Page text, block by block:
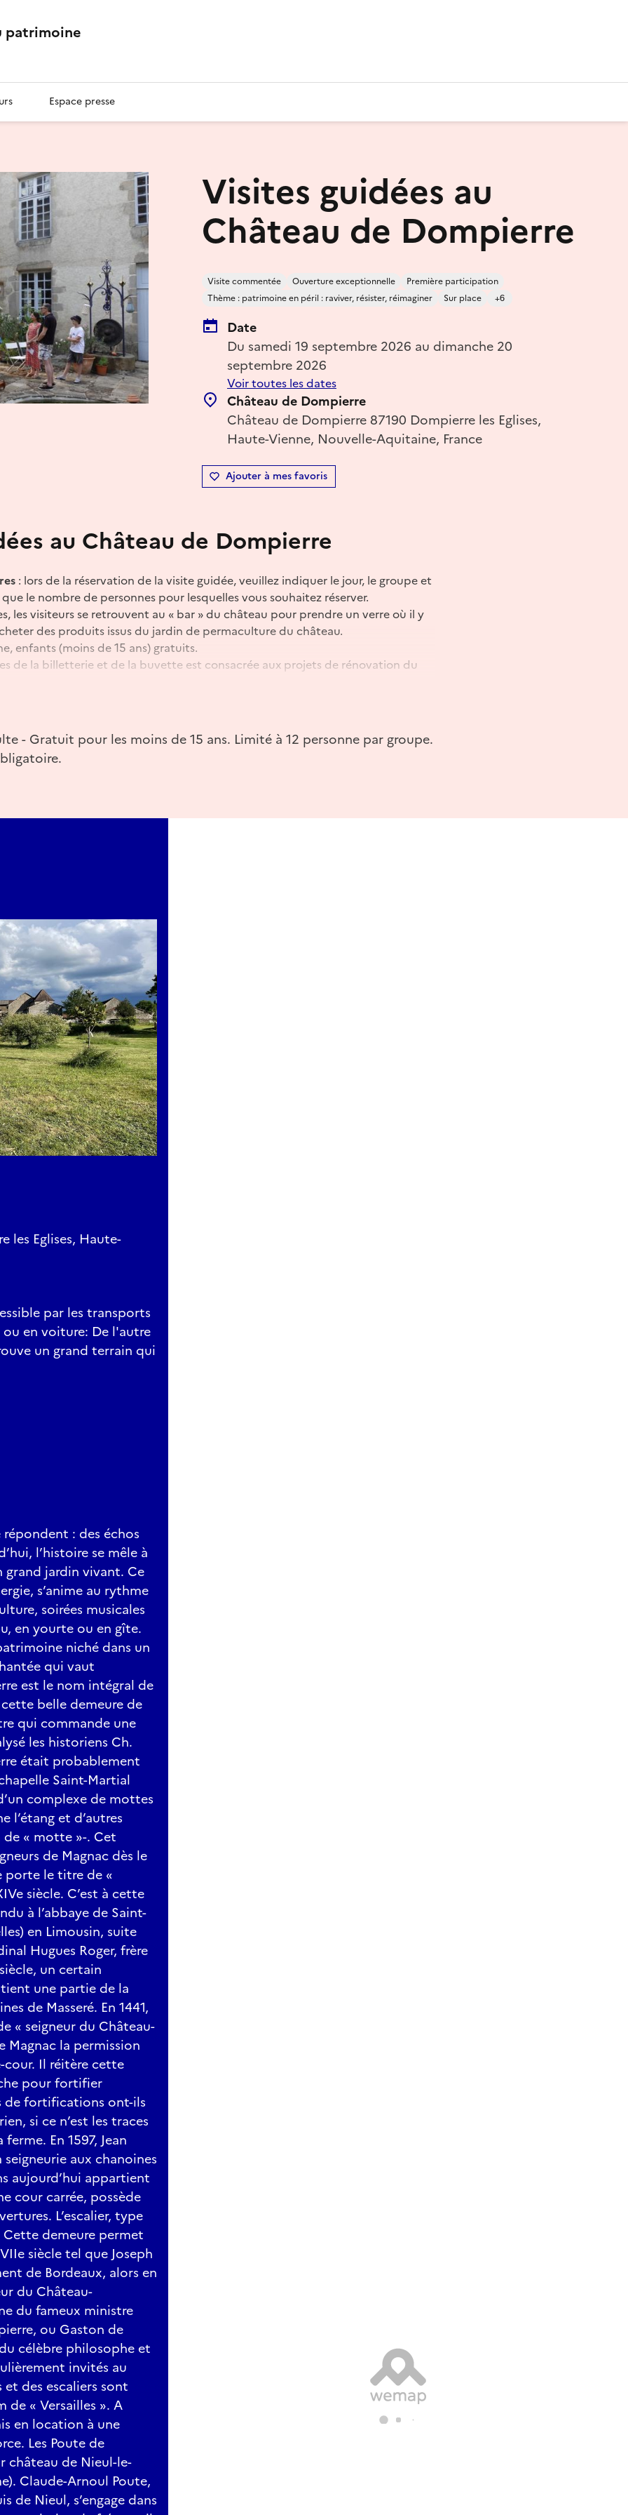
patrimoine
Espace presse
Visites guidées au
Château de Dompierre
Visite commentée Ouverture exceptionnelle
Première participation
Thème : patrimoine en péril : raviver, résister, réimaginer
Sur place +6
Date
Du samedi 19 septembre 2026 au dimanche 20
septembre 2026
Voir toutes les dates
Château de Dompierre
Château de Dompierre 87190 Dompierre les Eglises,
Haute-Vienne, Nouvelle-Aquitaine, France
Ajouter à mes favoris
au Château de Dompierre
: lors de la réservation de la visite guidée, veuillez indiquer le jour, le groupe et
le nombre de personnes pour lesquelles vous souhaitez réserver.
les visiteurs se retrouvent au « bar » du château pour prendre un verre où il y
des produits issus du jardin de permaculture du château.
enfants (moins de 15 ans) gratuits.
de la billetterie et de la buvette est consacrée aux projets de rénovation du
- Gratuit pour les moins de 15 ans. Limité à 12 personne par groupe.
les Eglises, Haute-
par les transports
en voiture: De l'autre
un grand terrain qui
: des échos
l’histoire se mêle à
grand jardin vivant. Ce
s’anime au rythme
soirées musicales
en yourte ou en gîte.
niché dans un
qui vaut
est le nom intégral de
belle demeure de
qui commande une
les historiens Ch.
était probablement
Saint-Martial
complexe de mottes
l’étang et d’autres
« motte »-. Cet
de Magnac dès le
porte le titre de «
siècle. C’est à cette
à l’abbaye de Saint-
en Limousin, suite
Hugues Roger, frère
un certain
une partie de la
de Masseré. En 1441,
« seigneur du Château-
Magnac la permission
Il réitère cette
pour fortifier
de fortifications ont-ils
si ce n’est les traces
En 1597, Jean
aux chanoines
aujourd’hui appartient
cour carrée, possède
L’escalier, type
Cette demeure permet
siècle tel que Joseph
de Bordeaux, alors en
du Château-
du fameux ministre
ou Gaston de
célèbre philosophe et
invités au
et des escaliers sont
de « Versailles ». A
en location à une
Les Poute de
château de Nieul-le-
Claude-Arnoul Poute,
de Nieul, s’engage dans